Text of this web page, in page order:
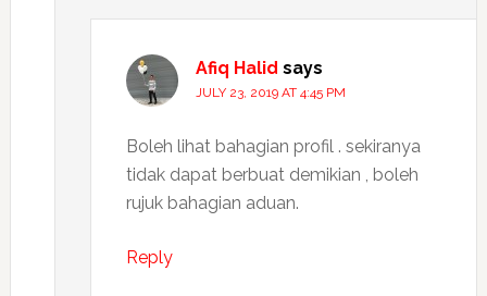
Afiq Halid says
JULY 23, 2019 AT 4:45 PM
Boleh lihat bahagian profil . sekiranya
tidak dapat berbuat demikian , boleh
rujuk bahagian aduan.
Reply